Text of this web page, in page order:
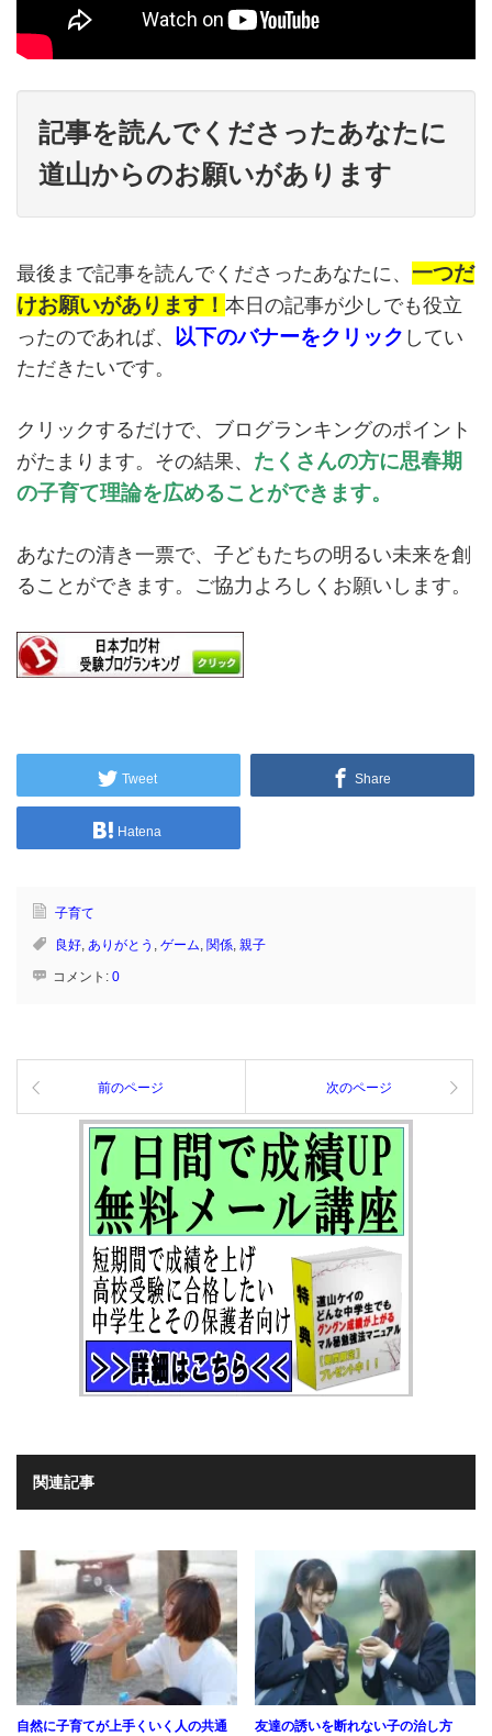
記事を読んでくださったあなたに
道山からのお願いがあります
最後まで記事を読んでくださったあなたに、 一つだ
けお願いがあります！ 本日の記事が少しでも役立
ったのであれば、 以下のバナーをクリック してい
ただきたいです。
クリックするだけで、ブログランキングのポイント
がたまります。その結果、 たくさんの方に思春期
の子育て理論を広めることができます。
あなたの清き一票で、子どもたちの明るい未来を創
ることができます。ご協力よろしくお願いします。
Tweet Share
Hatena
子育て
良好, ありがとう , ゲーム, 関係, 親子
コメント: 0
前のページ 次のページ
関連記事
自然に子育てが上手くいく人の共通
友達の誘いを断れない子の治し方